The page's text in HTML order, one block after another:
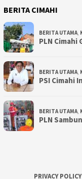
BERITA CIMAHI
BERITA UTAMA,
PLN
BERITA UTAMA,
PSI Cimahi
BERITA UTAMA,
PLN
PRIVACY POLICY